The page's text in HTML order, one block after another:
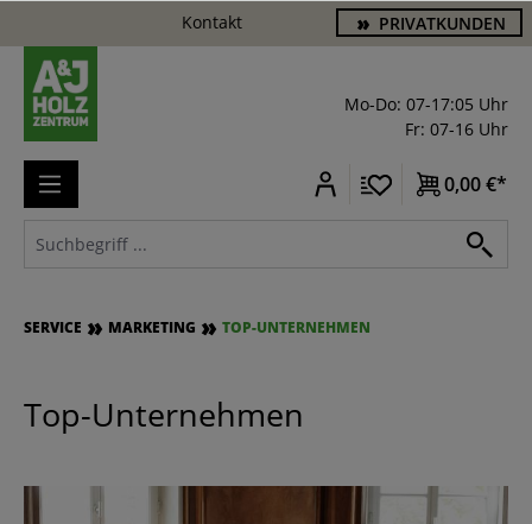
Kontakt PRIVATKUNDEN
Mo-Do: 07-17:05 Uhr
Fr: 07-16 Uhr
0,00 €*
SERVICE MARKETING TOP-UNTERNEHMEN
Top-Unternehmen